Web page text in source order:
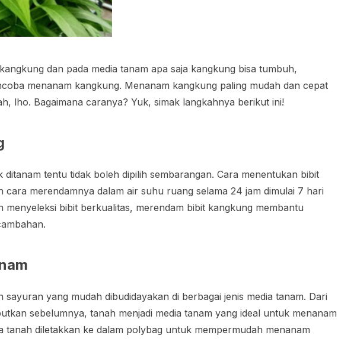
dan pada media tanam apa saja kangkung bisa tumbuh,
menanam kangkung. Menanam kangkung paling mudah dan cepat
lho. Bagaimana caranya? Yuk, simak langkahnya berikut ini!
tentu tidak boleh dipilih sembarangan. Cara menentukan bibit
cara merendamnya dalam air suhu ruang selama 24 jam dimulai 7 hari
menyeleksi bibit berkualitas, merendam bibit kangkung membantu
yang mudah dibudidayakan di berbagai jenis media tanam. Dari
sebelumnya, tanah menjadi media tanam yang ideal untuk menanam
tanah diletakkan ke dalam polybag untuk mempermudah menanam